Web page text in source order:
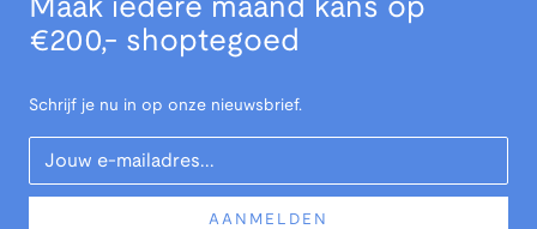
Maak iedere maand kans op
€200,- shoptegoed
Schrijf je nu in op onze nieuwsbrief.
Your Email
AANMELDEN